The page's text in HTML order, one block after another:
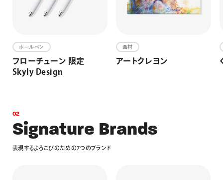
ボールペン
フローチューン 限定
Skyly Design
画材
アートクレヨン
02
Signature Brands
表現するよろこびのための7つのブラン ド